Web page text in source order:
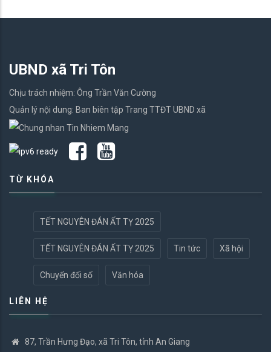
UBND xã Tri Tôn
Chịu trách nhiệm: Ông Trần Văn Cường
Quản lý nội dung: Ban biên tập Trang TTĐT UBND xã
TỪ KHÓA
TẾT NGUYÊN ĐÁN ẤT TỴ 2025
TẾT NGUYÊN ĐÁN ẤT TỴ 2025 Tin tức Xã hội
Chuyển đổi số Văn hóa
LIÊN HỆ
87, Trần Hưng Đạo, xã Tri Tôn, tỉnh An Giang